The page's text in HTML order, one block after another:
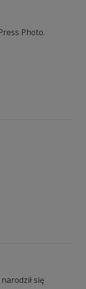
Photo.
się